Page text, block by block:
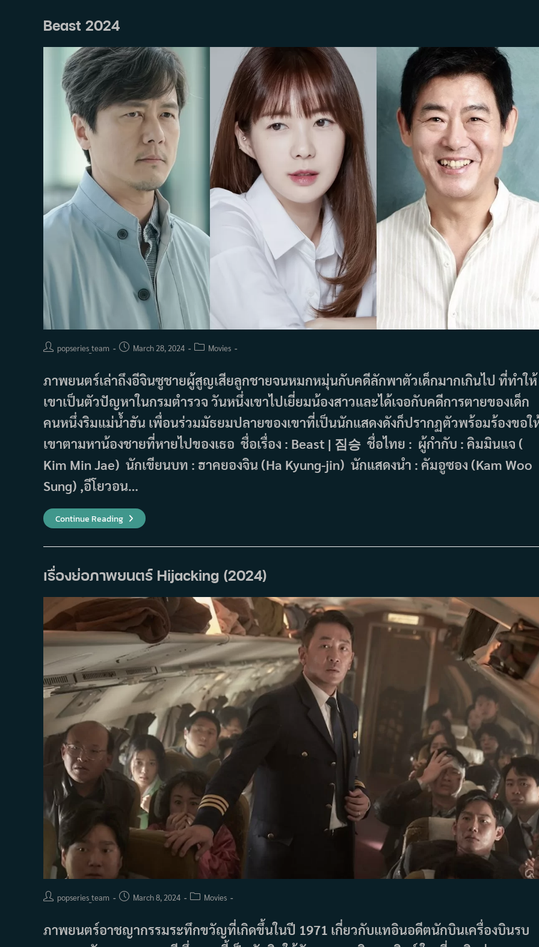
Beast 2024
Postpopseries_team
PostMarch 28, 2024
PostMovies
ภาพยนตร์เล่าถึงอีจินซูชายผู้สูญเสียลูกชายจนหมกหมุ่นกับคดีลักพาตัวเด็กมากเกินไป ที่ทำให้
เขาเป็นตัวปัญหาในกรมตำรวจ วันหนึ่งเขาไปเยี่ยมน้องสาวและได้เจอกับคดีการตายของเด็ก
คนหนึ่งริมแม่น้ำฮัน เพื่อนร่วมมัธยมปลายของเขาที่เป็นนักแสดงดังก็ปรากฏตัวพร้อมร้องขอใ
เขาตามหาน้องชายที่หายไปของเธอ ชื่อเรื่อง : Beast | 짐승 ชื่อไทย : ผู้กำกับ : คิมมินแจ (
Kim Min Jae) นักเขียนบท : ฮาคยองจิน (Ha Kyung-jin) นักแสดงนำ : คัมอูซอง (Kam Woo
Sung) ,อีโยวอน…
Continue ReadingBeast
2024
เรื่องย่อภาพยนตร์ Hijacking (2024)
Postpopseries_team
PostMarch 8, 2024
PostMovies
ภาพยนตร์อาชญากรรมระทึกขวัญที่เกิดขึ้นในปี 1971 เกี่ยวกับแทอินอดีตนักบินเครื่องบินรบ